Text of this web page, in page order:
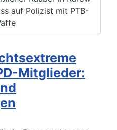
auf Polizist mit PTB-
Mitglieder: